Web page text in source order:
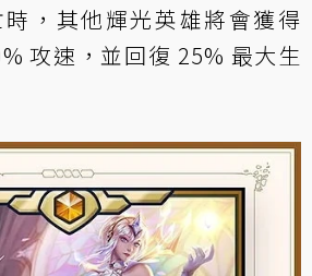
，其他輝光英雄將會獲得
攻速，並回復 25% 最大生